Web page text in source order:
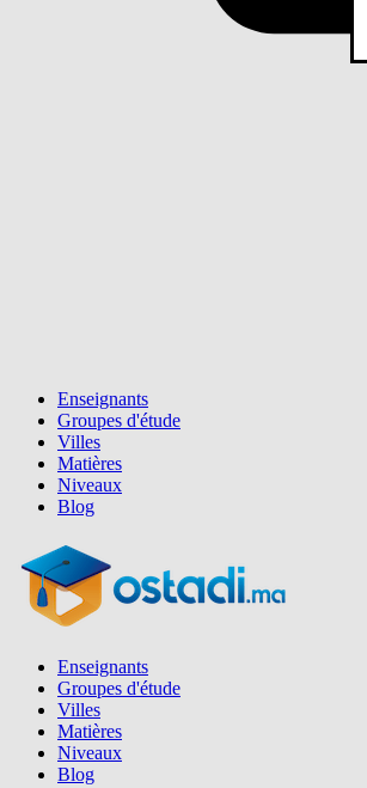
Enseignants
Groupes d'étude
Villes
Matières
Niveaux
Blog
Enseignants
Groupes d'étude
Villes
Matières
Niveaux
Blog